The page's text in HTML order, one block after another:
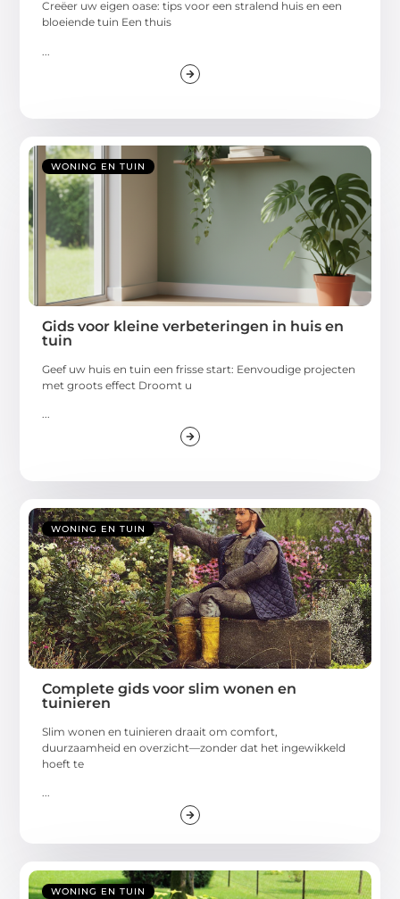
Creëer uw eigen oase: tips voor een stralend huis en een
bloeiende tuin Een thuis
WONING EN TUIN
Gids voor kleine verbeteringen in huis en
tuin
Geef uw huis en tuin een frisse start: Eenvoudige projecten
met groots effect Droomt u
WONING EN TUIN
Complete gids voor slim wonen en
tuinieren
Slim wonen en tuinieren draait om comfort,
duurzaamheid en overzicht—zonder dat het ingewikkeld
hoeft te
...
WONING EN TUIN